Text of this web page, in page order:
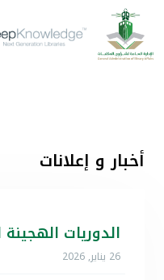
أخبار و إعلانات
الدوريات
26 يناير, 2026